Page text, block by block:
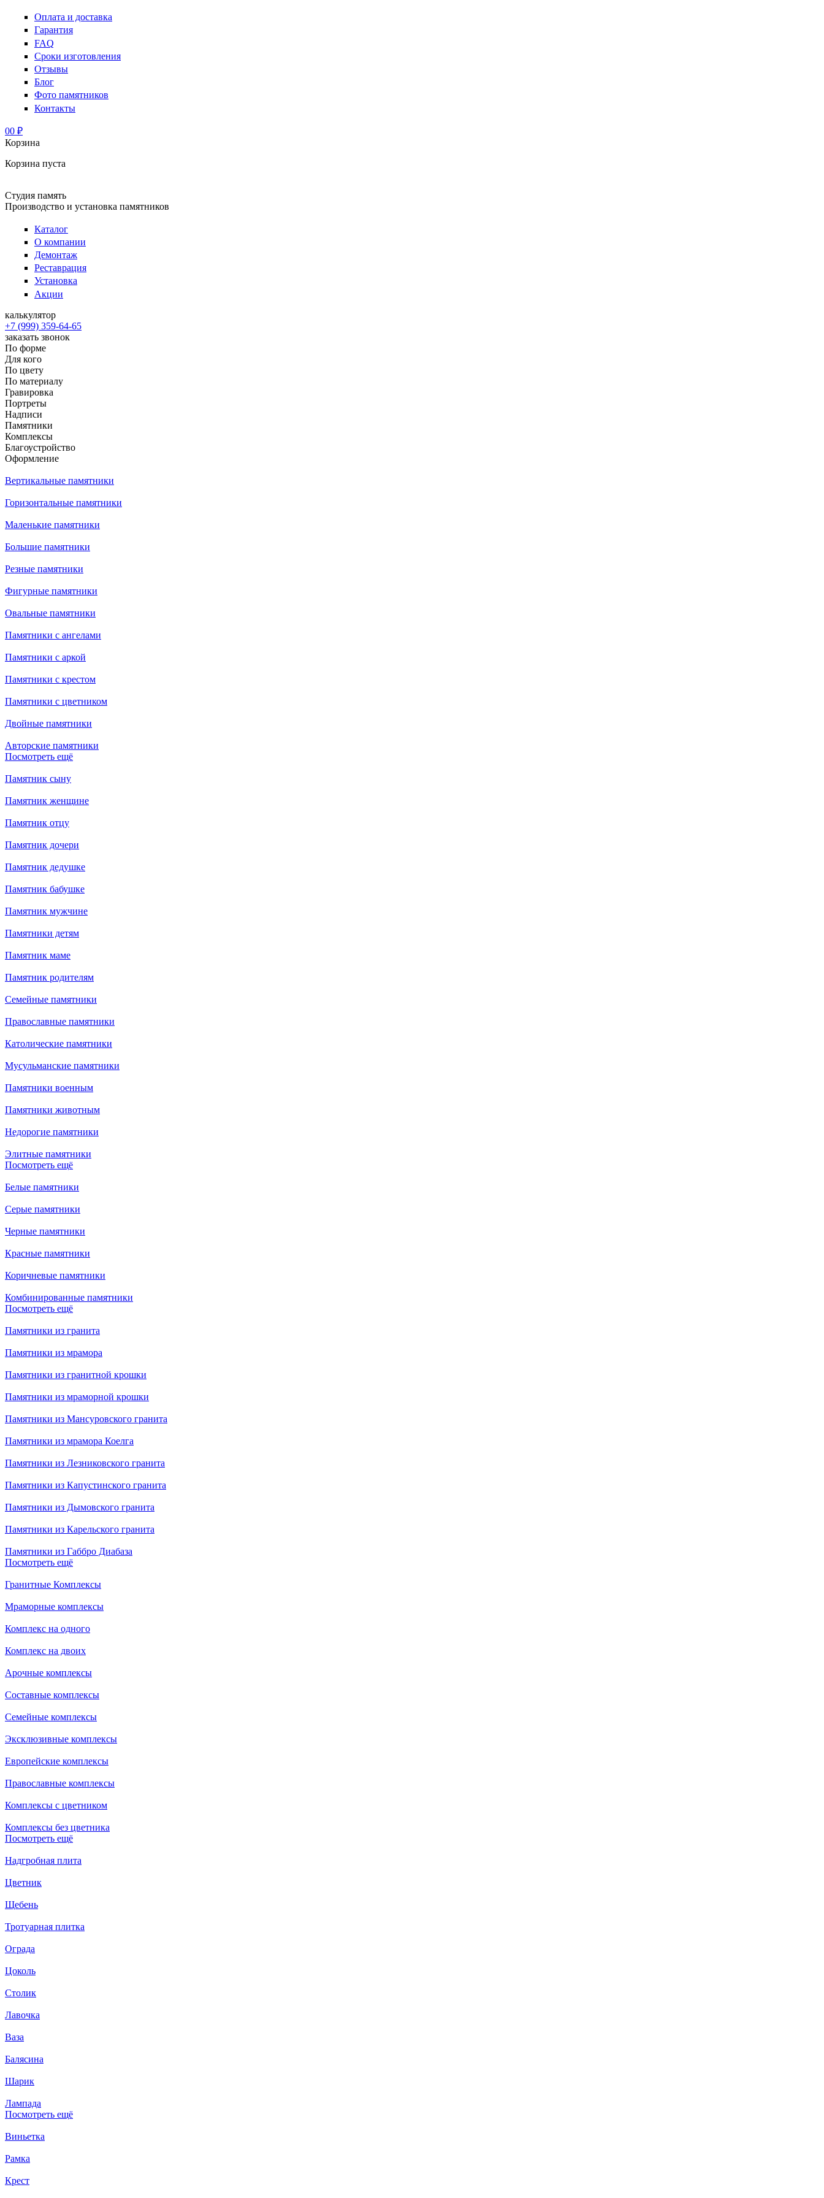
Оплата и доставка
Гарантия
FAQ
Сроки изготовления
Отзывы
Блог
Фото памятников
Контакты
00 ₽
Корзина
Корзина пуста
Студия память
Производство и установка памятников
Каталог
О компании
Демонтаж
Реставрация
Установка
Акции
калькулятор
+7 (999) 359-64-65
заказать звонок
По форме
Для кого
По цвету
По материалу
Гравировка
Портреты
Надписи
Памятники
Комплексы
Благоустройство
Оформление
Вертикальные памятники
Горизонтальные памятники
Маленькие памятники
Большие памятники
Резные памятники
Фигурные памятники
Овальные памятники
Памятники с ангелами
Памятники с аркой
Памятники с крестом
Памятники с цветником
Двойные памятники
Авторские памятники
Посмотреть ещё
Памятник сыну
Памятник женщине
Памятник отцу
Памятник дочери
Памятник дедушке
Памятник бабушке
Памятник мужчине
Памятники детям
Памятник маме
Памятник родителям
Семейные памятники
Православные памятники
Католические памятники
Мусульманские памятники
Памятники военным
Памятники животным
Недорогие памятники
Элитные памятники
Посмотреть ещё
Белые памятники
Серые памятники
Черные памятники
Красные памятники
Коричневые памятники
Комбинированные памятники
Посмотреть ещё
Памятники из гранита
Памятники из мрамора
Памятники из гранитной крошки
Памятники из мраморной крошки
Памятники из Мансуровского гранита
Памятники из мрамора Коелга
Памятники из Лезниковского гранита
Памятники из Капустинского гранита
Памятники из Дымовского гранита
Памятники из Карельского гранита
Памятники из Габбро Диабаза
Посмотреть ещё
Гранитные Комплексы
Мраморные комплексы
Комплекс на одного
Комплекс на двоих
Арочные комплексы
Составные комплексы
Семейные комплексы
Эксклюзивные комплексы
Европейские комплексы
Православные комплексы
Комплексы с цветником
Комплексы без цветника
Посмотреть ещё
Надгробная плита
Цветник
Щебень
Тротуарная плитка
Ограда
Цоколь
Столик
Лавочка
Ваза
Балясина
Шарик
Лампада
Посмотреть ещё
Виньетка
Рамка
Крест